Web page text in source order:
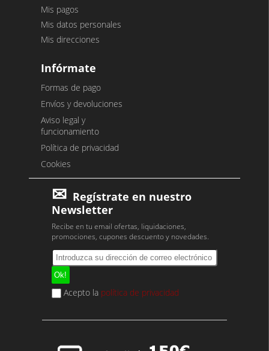
Mis pagos
Mis datos personales
Mis direcciones
Infórmate
Formas de pago
Envíos y devoluciones
Aviso legal y
funcionamiento
Política de privacidad
Cookies
Regístrate en nuestro
Newsletter
Recibe en tu email ofertas, liquidaciones,
promociones, cupones descuento y novedades.
Acepto la política de privacidad